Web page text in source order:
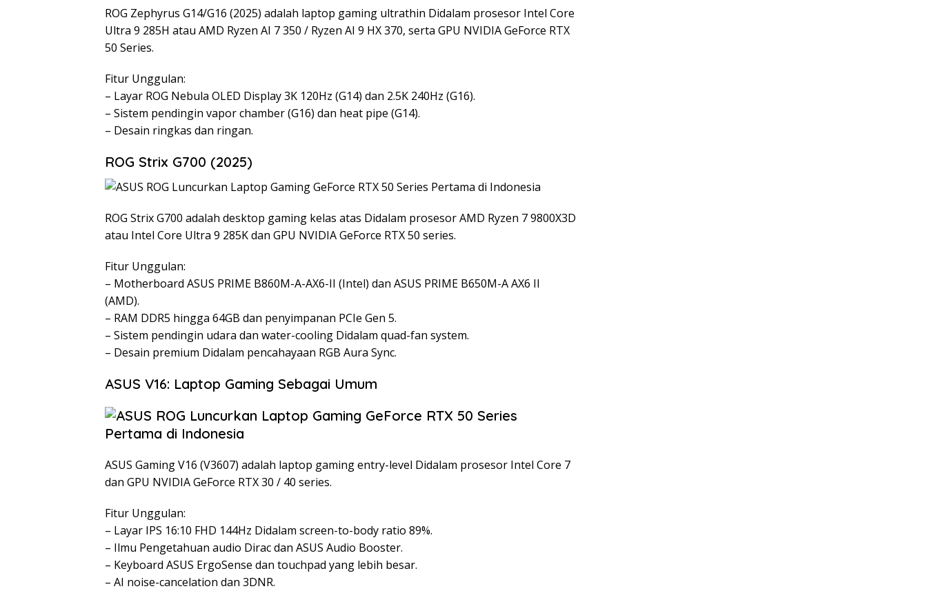
ROG Zephyrus G14/G16 (2025) adalah laptop gaming ultrathin Didalam prosesor Intel Core
Ultra 9 285H atau AMD Ryzen AI 7 350 / Ryzen AI 9 HX 370, serta GPU NVIDIA GeForce RTX
50 Series.
Fitur Unggulan:
– Layar ROG Nebula OLED Display 3K 120Hz (G14) dan 2.5K 240Hz (G16).
– Sistem pendingin vapor chamber (G16) dan heat pipe (G14).
– Desain ringkas dan ringan.
ROG Strix G700 (2025)
ROG Strix G700 adalah desktop gaming kelas atas Didalam prosesor AMD Ryzen 7 9800X3D
atau Intel Core Ultra 9 285K dan GPU NVIDIA GeForce RTX 50 series.
Fitur Unggulan:
– Motherboard ASUS PRIME B860M-A-AX6-II (Intel) dan ASUS PRIME B650M-A AX6 II
(AMD).
– RAM DDR5 hingga 64GB dan penyimpanan PCIe Gen 5.
– Sistem pendingin udara dan water-cooling Didalam quad-fan system.
– Desain premium Didalam pencahayaan RGB Aura Sync.
ASUS V16: Laptop Gaming Sebagai Umum
ASUS Gaming V16 (V3607) adalah laptop gaming entry-level Didalam prosesor Intel Core 7
dan GPU NVIDIA GeForce RTX 30 / 40 series.
Fitur Unggulan:
– Layar IPS 16:10 FHD 144Hz Didalam screen-to-body ratio 89%.
– Ilmu Pengetahuan audio Dirac dan ASUS Audio Booster.
– Keyboard ASUS ErgoSense dan touchpad yang lebih besar.
– AI noise-cancelation dan 3DNR.